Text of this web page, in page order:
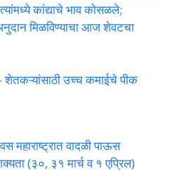
कांद्याचे भाव कोसळले;
मिळविण्याचा आज शेवटचा
शेतकऱ्यांसाठी उच्च कमाईचे पीक
महाराष्ट्रात वादळी पाऊस
(३०, ३१ मार्च व १ एप्रिल)